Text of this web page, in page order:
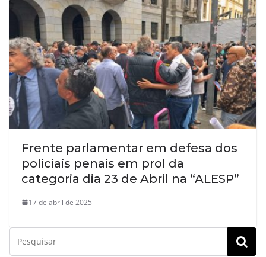
Frente parlamentar em defesa dos
policiais penais em prol da
categoria dia 23 de Abril na “ALESP”
17 de abril de 2025